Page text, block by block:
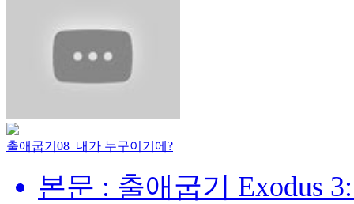
출애굽기08_내가 누구이기에?
본문 : 출애굽기 Exodus